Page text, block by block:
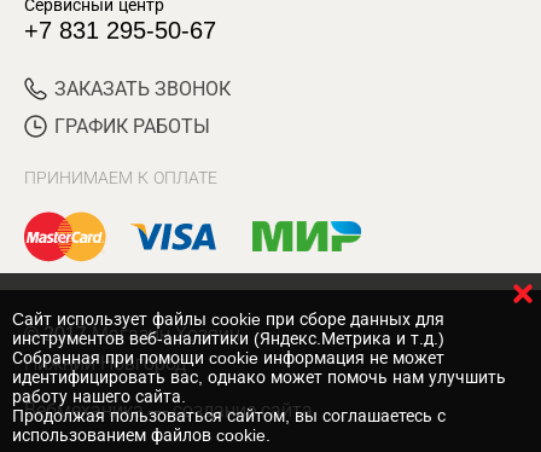
Сервисный центр
+7 831 295-50-67
ЗАКАЗАТЬ ЗВОНОК
ГРАФИК РАБОТЫ
ПРИНИМАЕМ К ОПЛАТЕ
© 2017 Магазин Хозяин
Нижний Новгород
Вебмеханика — создание сайта
Cайт использует файлы cookie при сборе данных для
инструментов веб-аналитики (Яндекс.Метрика и т.д.)
Собранная при помощи cookie информация не может
идентифицировать вас, однако может помочь нам улучшить
работу нашего сайта.
Продолжая пользоваться сайтом, вы соглашаетесь с
использованием файлов cookie.